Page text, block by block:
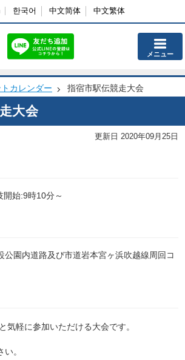
한국어 中文简体 中文繁体
メニュー
カレンダー 指宿市駅伝競走大会
大会
更新日 2020年09月25日
始:9時10分～
公園内道路及び市道岩本宮ヶ浜吹越線周回コ
気軽に参加いただける大会です。
。